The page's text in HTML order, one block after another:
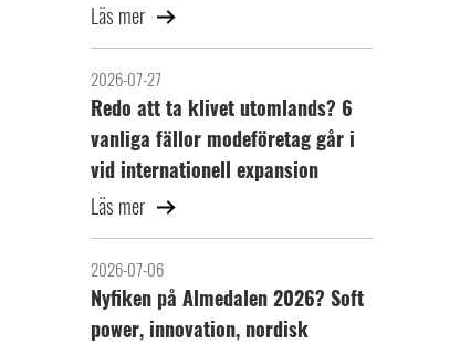
Läs mer
2026-07-27
Redo att ta klivet utomlands? 6
vanliga fällor modeföretag går i
vid internationell expansion
Läs mer
2026-07-06
Nyfiken på Almedalen 2026? Soft
power, innovation, nordisk